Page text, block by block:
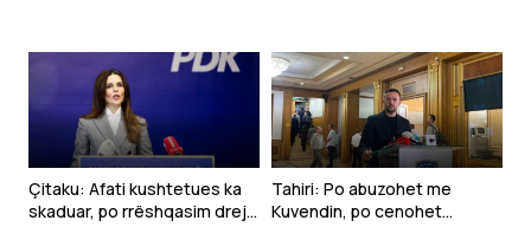
Çitaku: Afati kushtetues ka
skaduar, po rrëshqasim drejt
Tahiri: Po abuzohet me
Kuvendin, po cenohet